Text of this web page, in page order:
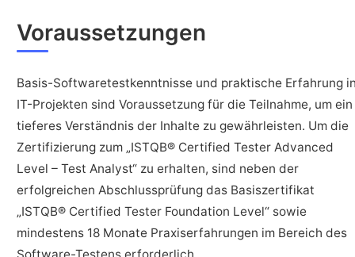
Voraussetzungen
Basis-Softwaretestkenntnisse und praktische Erfahrung
IT-Projekten sind Voraussetzung für die Teilnahme, um ein
tieferes Verständnis der Inhalte zu gewährleisten. Um die
Zertifizierung zum „ISTQB® Certified Tester Advanced
Level – Test Analyst“ zu erhalten, sind neben der
erfolgreichen Abschlussprüfung das Basiszertifikat
„ISTQB® Certified Tester Foundation Level“ sowie
mindestens 18 Monate Praxiserfahrungen im Bereich des